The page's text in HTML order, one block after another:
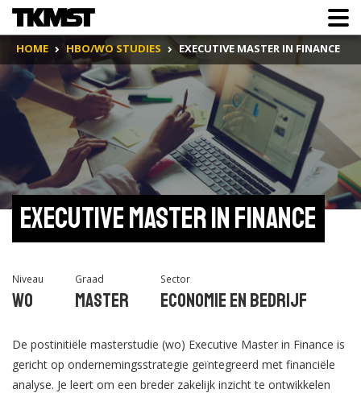
HOME HBO/WO STUDIES EXECUTIVE MASTER IN FINANCE
Executive Master in Finance
Niveau
Wo
Graad
Master
Sector
Economie en Bedrijf
De postinitiële masterstudie (wo) Executive Master in Finance is
gericht op ondernemingsstrategie geïntegreerd met financiële
analyse. Je leert om een breder zakelijk inzicht te ontwikkelen